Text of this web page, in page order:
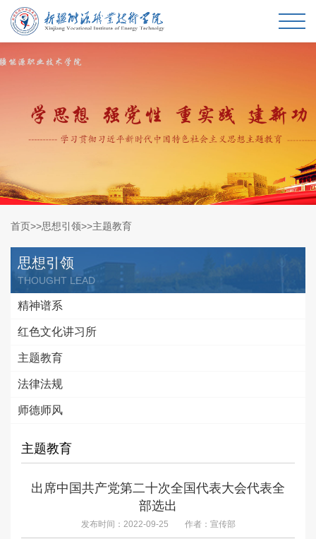
首页>>思想引领>>主题教育
思想引领
THOUGHT LEAD
精神谱系
红色文化讲习所
主题教育
法律法规
师德师风
主题教育
出席中国共产党第二十次全国代表大会代表全
部选出
发布时间：2022-09-25 作者：宣传部